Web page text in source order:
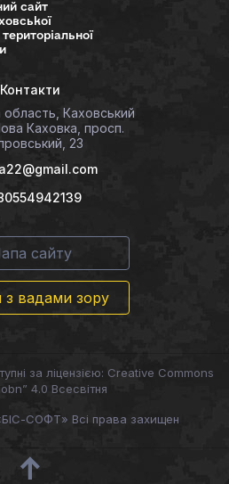
сайт
територіальної
Контакти
Каховський
Каховка, просп.
23
сайту
вадами зору
за ліцензією: Creative Commons
4.0 Всесвітня
СОФТ» Всі права захищен